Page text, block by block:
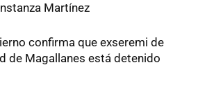
Martínez
confirma que exseremi de
de Magallanes está detenido